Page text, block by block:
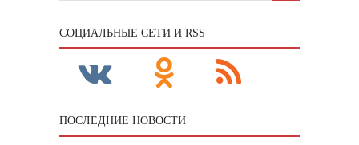
CОЦИАЛЬНЫЕ СЕТИ И RSS
ПОСЛЕДНИЕ НОВОСТИ